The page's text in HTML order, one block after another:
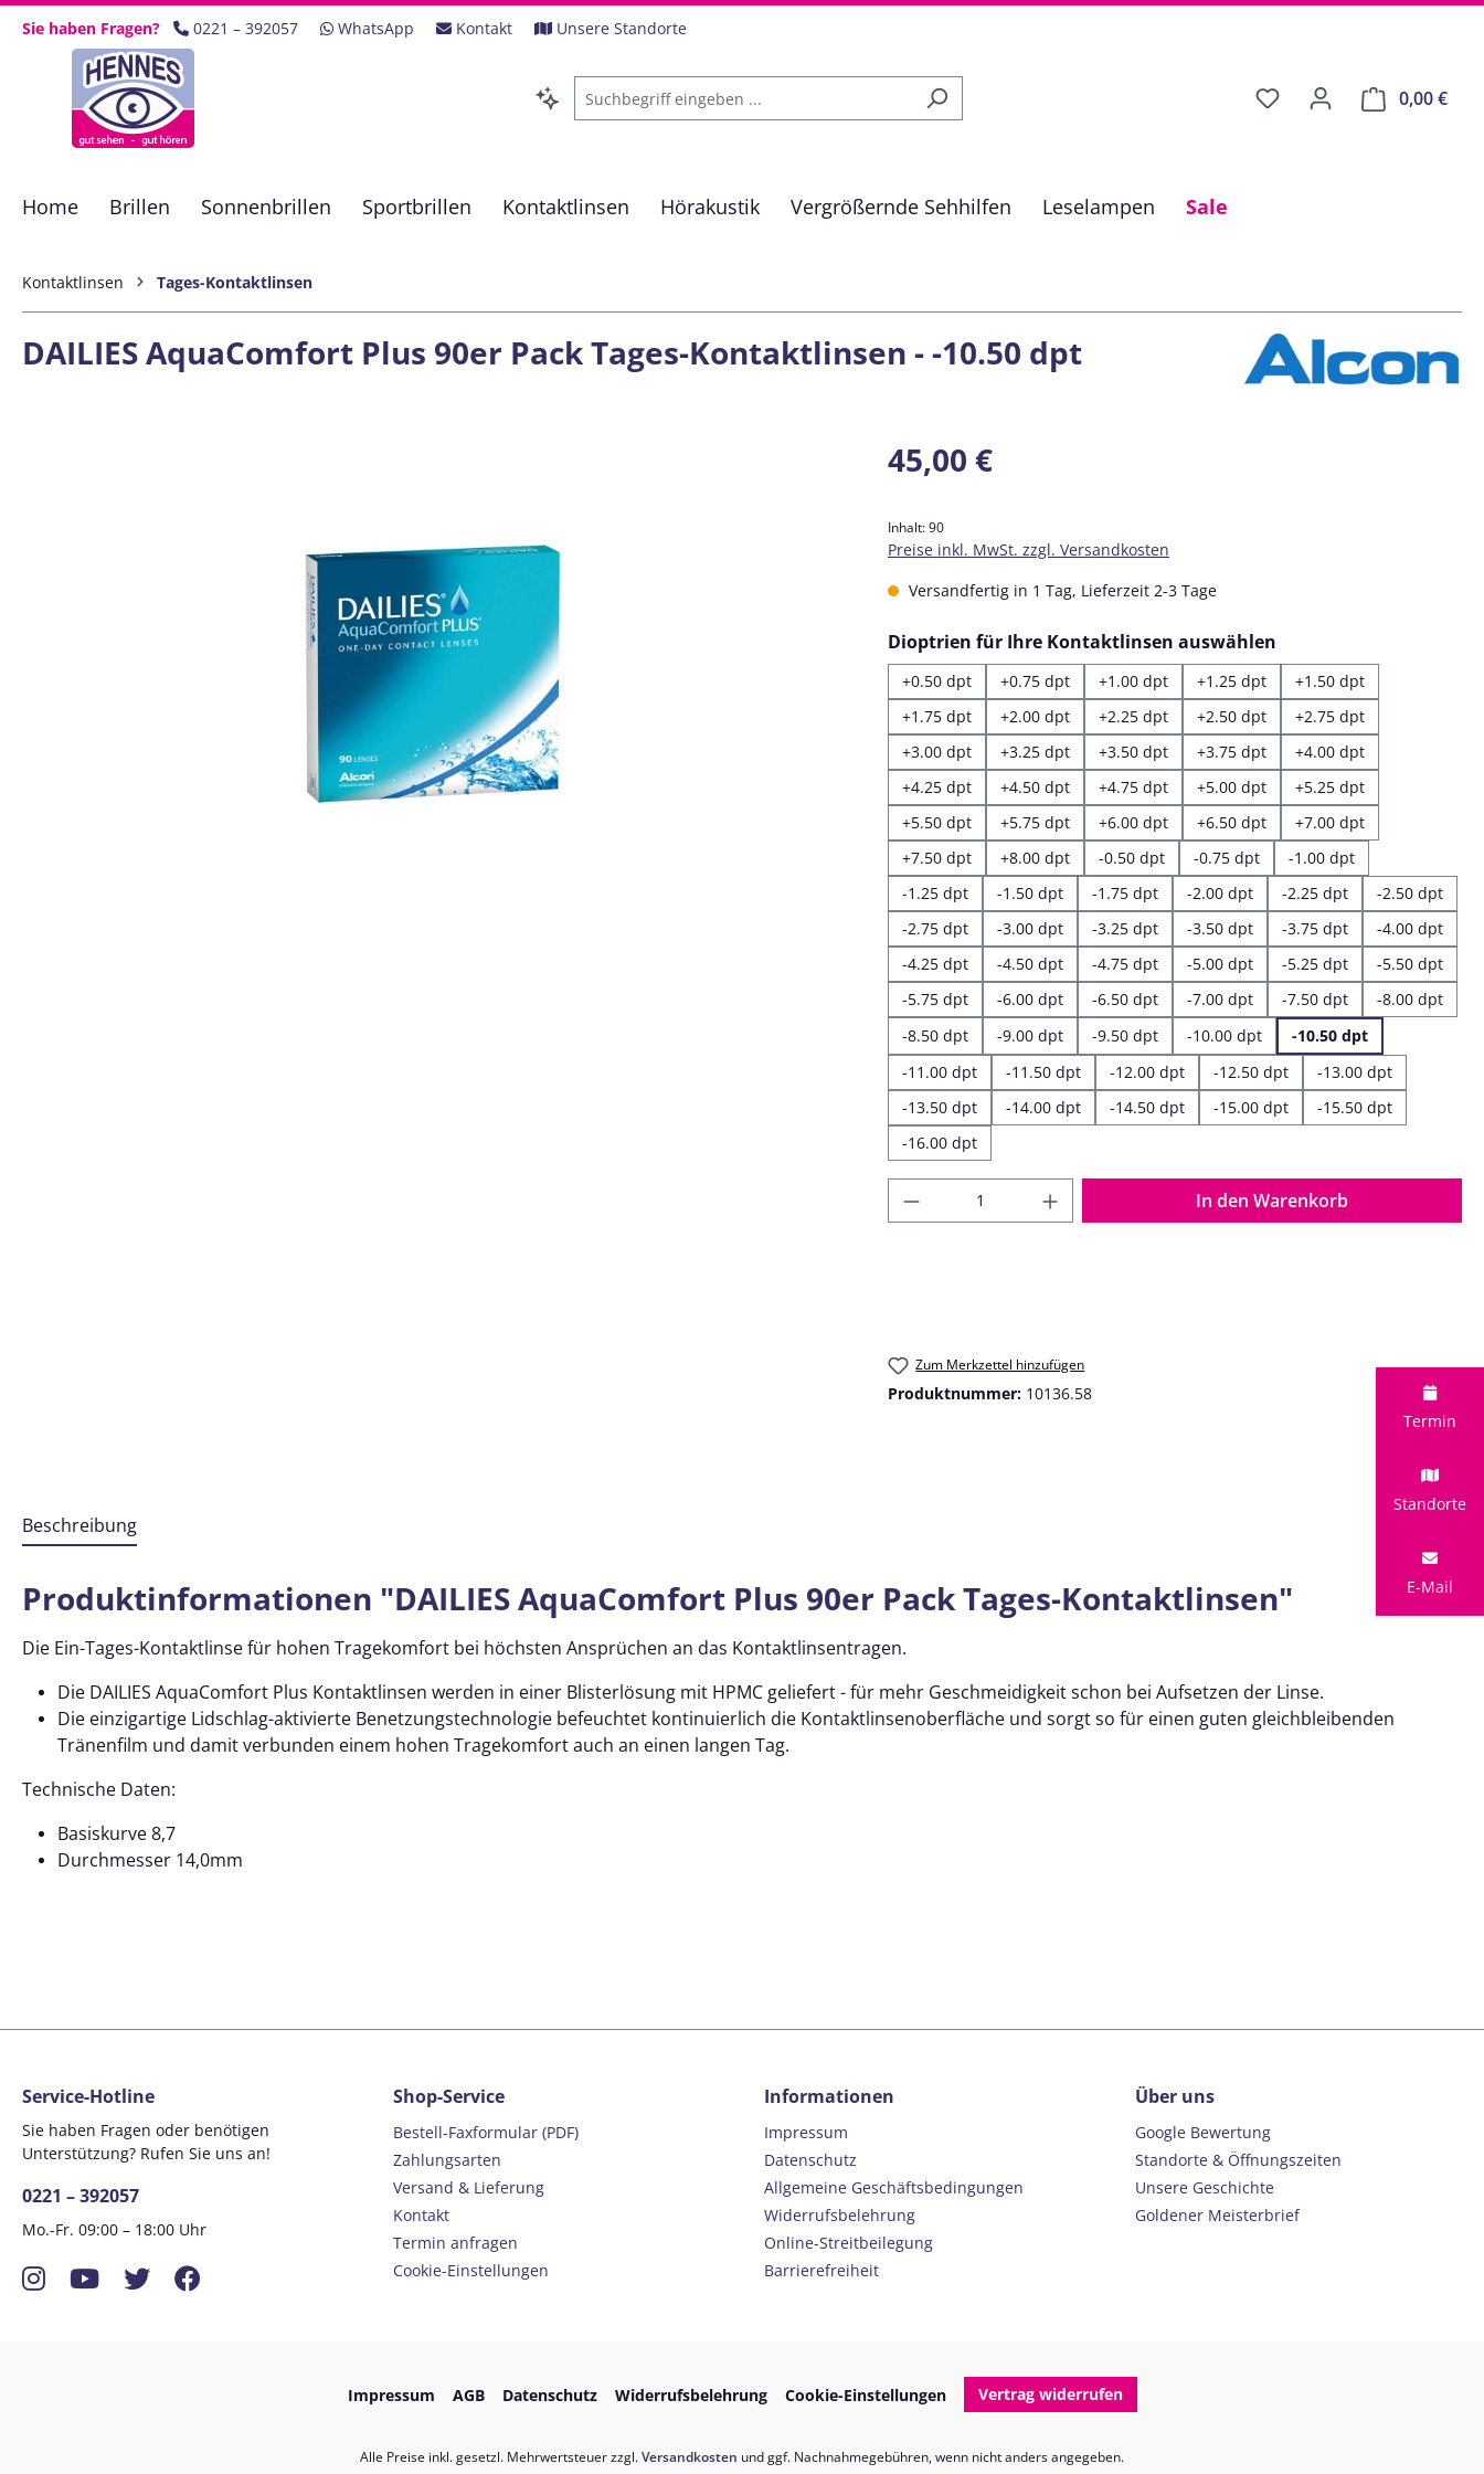
Hauptinhalt springen
Zur Suche springen
Zur Hauptnavigation springen
Sie haben Fragen? 0221 – 392057 WhatsApp Kontakt Unsere Standorte
0,00 €
Home Brillen Sonnenbrillen Sportbrillen Kontaktlinsen Hörakustik Vergrößernde Sehhilfen Leselampen Sale
Kontaktlinsen Tages-Kontaktlinsen
DAILIES AquaComfort Plus 90er Pack Tages-Kontaktlinsen - -10.50 dpt
Regulärer Preis:
45,00 €
Inhalt:90
Preise inkl. MwSt. zzgl. Versandkosten
Versandfertig in 1 Tag, Lieferzeit 2-3 Tage
Dioptrien für Ihre Kontaktlinsen auswählen
+0.50 dpt +0.75 dpt +1.00 dpt +1.25 dpt
+1.50 dpt
+1.75 dpt
+2.00 dpt +2.25 dpt +2.50 dpt
+2.75 dpt
+3.00 dpt
+3.25 dpt +3.50 dpt +3.75 dpt
+4.00 dpt
+4.25 dpt
+4.50 dpt +4.75 dpt +5.00 dpt
+5.25 dpt
+5.50 dpt
+5.75 dpt +6.00 dpt +6.50 dpt
+7.00 dpt
+7.50 dpt
+8.00 dpt -0.50 dpt -0.75 dpt
-1.00 dpt
-1.25 dpt
-1.50 dpt -1.75 dpt -2.00 dpt -2.25 dpt
-2.50 dpt
-2.75 dpt
-3.00 dpt -3.25 dpt -3.50 dpt -3.75 dpt
-4.00 dpt
-4.25 dpt
-4.50 dpt -4.75 dpt -5.00 dpt -5.25 dpt
-5.50 dpt
-5.75 dpt
-6.00 dpt -6.50 dpt -7.00 dpt -7.50 dpt
-8.00 dpt
-8.50 dpt
-9.00 dpt -9.50 dpt -10.00 dpt
-10.50 dpt
-11.00 dpt
-11.50 dpt -12.00 dpt -12.50 dpt
-13.00 dpt
-13.50 dpt
-14.00 dpt -14.50 dpt -15.00 dpt
-15.50 dpt
-16.00 dpt
Produkt Anzahl: Gib den gewünschten Wert
In den Warenkorb
Zum Merkzettel hinzufügen
Produktnummer: 10136.58
Beschreibung
Produktinformationen "DAILIES AquaComfort Plus 90er Pack Tages-Kontaktlinsen"
Die Ein-Tages-Kontaktlinse für hohen Tragekomfort bei höchsten Ansprüchen an das Kontaktlinsentragen.
Die DAILIES AquaComfort Plus Kontaktlinsen werden in einer Blisterlösung mit HPMC geliefert - für mehr Geschmeidigkeit schon bei Aufsetzen der Linse.
Die einzigartige Lidschlag-aktivierte Benetzungstechnologie befeuchtet kontinuierlich die Kontaktlinsenoberfläche und sorgt so für einen guten gleichbleibenden
Tränenfilm und damit verbunden einem hohen Tragekomfort auch an einen langen Tag.
Technische Daten:
Basiskurve 8,7
Durchmesser 14,0mm
Termin
Standorte
E-Mail
Service-Hotline
Sie haben Fragen oder benötigen
Unterstützung? Rufen Sie uns an!
0221 – 392057
Mo.-Fr. 09:00 – 18:00 Uhr
InstagramYouTube
Twitter
Shop-Service
Bestell-Faxformular (PDF)
Zahlungsarten
Versand & Lieferung
Kontakt
Termin anfragen
Cookie-Einstellungen
Informationen
Impressum
Datenschutz
Allgemeine Geschäftsbedingungen
Widerrufsbelehrung
Online-Streitbeilegung
Barrierefreiheit
Über uns
Google Bewertung
Standorte & Öffnungszeiten
Unsere Geschichte
Goldener Meisterbrief
Impressum AGB Datenschutz Widerrufsbelehrung Cookie-Einstellungen Vertrag widerrufen
Alle Preise inkl. gesetzl. Mehrwertsteuer zzgl.Versandkosten und ggf. Nachnahmegebühren, wenn nicht anders angegeben.